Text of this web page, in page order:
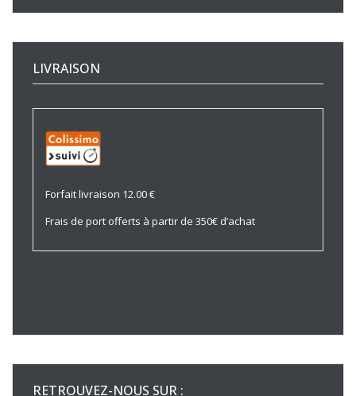
LIVRAISON
Forfait livraison 12.00 €
Frais de port offerts à partir de 350€ d’achat
RETROUVEZ-NOUS SUR :